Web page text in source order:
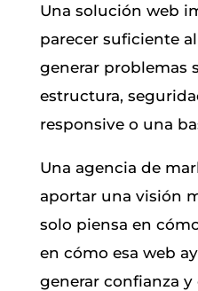
Una solución web
parecer suficiente
generar problemas
estructura,
responsive o una
Una agencia de
aportar una visión
solo piensa en
en cómo esa web
generar confianza